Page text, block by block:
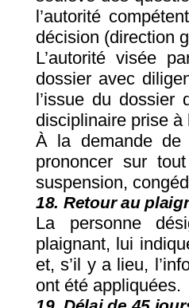
l’autorité
décision (direction
L’autorité visée
dossier avec
l’issue du dossier
disciplinaire prise à
À la demande de
prononcer sur
suspension,
18. Retour au
La personne
plaignant, lui
et, s’il y a lieu,
ont été appliquées.